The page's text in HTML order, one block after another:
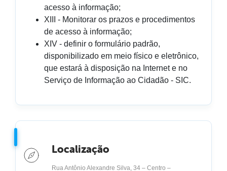
acesso à informação;
XIII - Monitorar os prazos e procedimentos
de acesso à informação;
XIV - definir o formulário padrão,
disponibilizado em meio físico e eletrônico,
que estará à disposição na Internet e no
Serviço de Informação ao Cidadão - SIC.
Localização
Rua Antônio Alexandre Silva, 34 – Centro –